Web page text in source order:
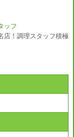
ッフ
！調理スタッフ積極